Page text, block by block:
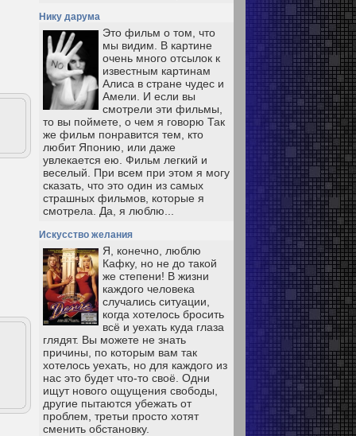
Нику дарума
Это фильм о том, что
мы видим. В картине
очень много отсылок к
известным картинам
Алиса в стране чудес и
Амели. И если вы
смотрели эти фильмы,
то вы поймете, о чем я говорю Так
же фильм понравится тем, кто
любит Японию, или даже
увлекается ею. Фильм легкий и
веселый. При всем при этом я могу
сказать, что это один из самых
страшных фильмов, которые я
смотрела. Да, я люблю...
Искусство желания
Я, конечно, люблю
Кафку, но не до такой
же степени! В жизни
каждого человека
случались ситуации,
когда хотелось бросить
всё и уехать куда глаза
глядят. Вы можете не знать
причины, по которым вам так
хотелось уехать, но для каждого из
нас это будет что-то своё. Одни
ищут нового ощущения свободы,
другие пытаются убежать от
проблем, третьи просто хотят
сменить обстановку.